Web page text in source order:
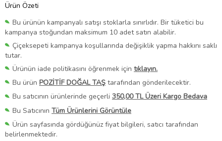
Ürün Özeti
Bu ürünün kampanyalı satışı stoklarla sınırlıdır. Bir tüketici bu
kampanya stoğundan maksimum 10 adet satın alabilir.
Çiçeksepeti kampanya koşullarında değişiklik yapma hakkını saklı
tutar.
Ürünün iade politikasını öğrenmek için tıklayın.
Bu ürün POZİTİF DOĞAL TAŞ tarafından gönderilecektir.
Bu satıcının ürünlerinde geçerli 350,00 TL Üzeri Kargo Bedava
Bu Satıcının Tüm Ürünlerini Görüntüle
Ürün sayfasında gördüğünüz fiyat bilgileri, satıcı tarafından
belirlenmektedir.